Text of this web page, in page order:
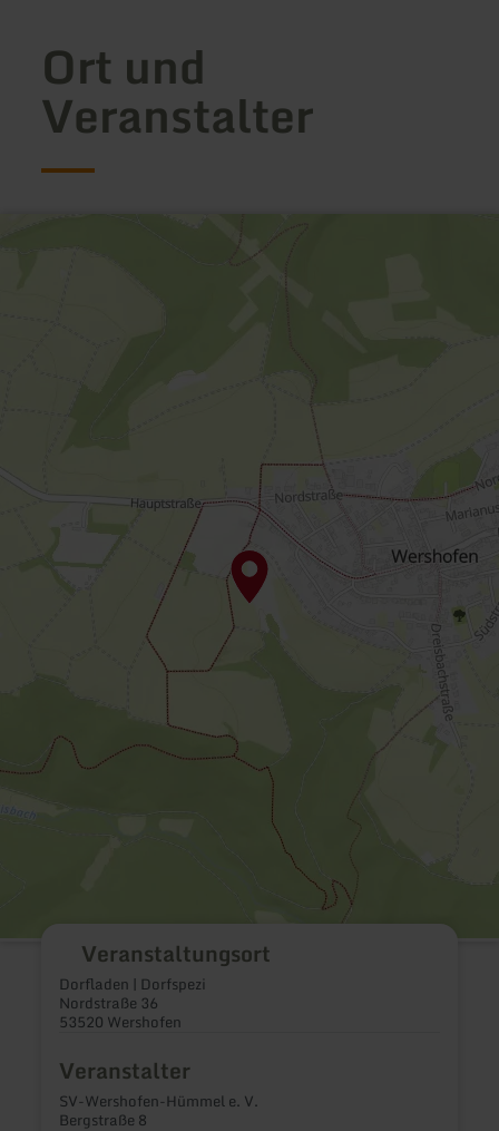
Ort und
Veranstalter
Veranstaltungsort
Dorfladen | Dorfspezi
Nordstraße 36
53520 Wershofen
Veranstalter
SV-Wershofen-Hümmel e. V.
Bergstraße 8